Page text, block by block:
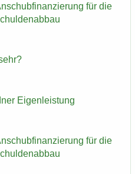
für die
Ei­gen­leis­tung
für die